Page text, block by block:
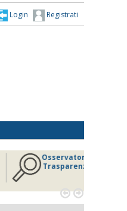
Registrati
Login
Osservatorio
Trasparenza
 